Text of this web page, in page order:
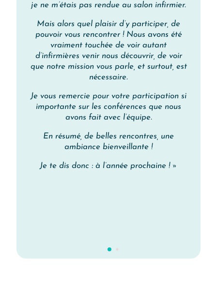
je ne m’étais pas rendue au salon infirmier.
Mais alors quel plaisir d’y participer, de
pouvoir vous rencontrer ! Nous avons été
vraiment touchée de voir autant
d’infirmières venir nous découvrir, de voir
que notre mission vous parle, et surtout, est
nécessaire.
Je vous remercie pour votre participation si
importante sur les conférences que nous
avons fait avec l’équipe.
En résumé, de belles rencontres, une
ambiance bienveillante !
Je te dis donc : à l’année prochaine ! »